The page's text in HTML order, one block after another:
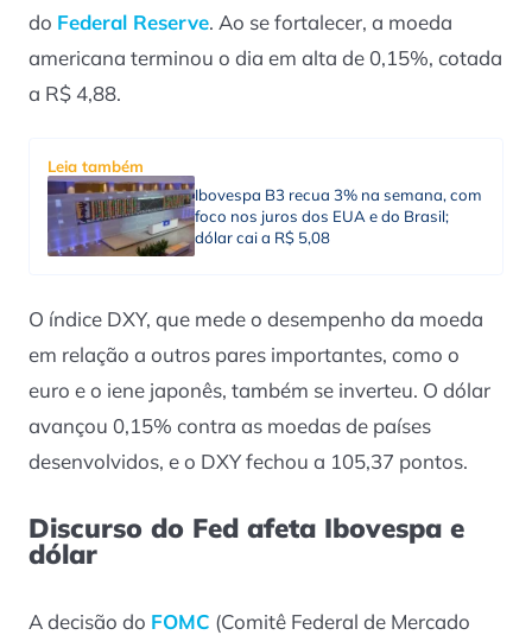
do Federal Reserve. Ao se fortalecer, a moeda
americana terminou o dia em alta de 0,15%, cotada
a R$ 4,88.
Leia também
Ibovespa B3 recua 3% na semana, com
foco nos juros dos EUA e do Brasil;
dólar cai a R$ 5,08
O índice DXY, que mede o desempenho da moeda
em relação a outros pares importantes, como o
euro e o iene japonês, também se inverteu. O dólar
avançou 0,15% contra as moedas de países
desenvolvidos, e o DXY fechou a 105,37 pontos.
Discurso do Fed afeta Ibovespa e
dólar
A decisão do FOMC (Comitê Federal de Mercado